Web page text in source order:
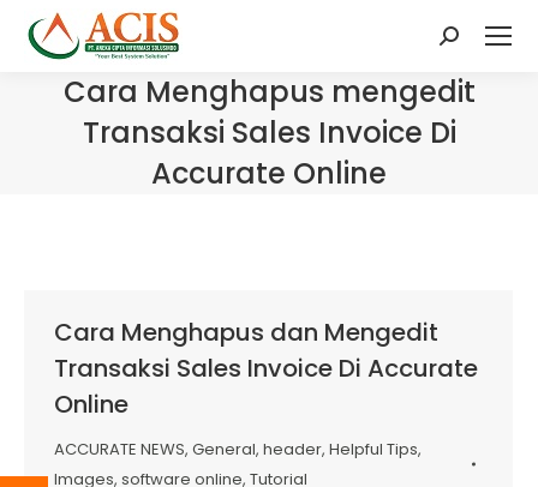
Search:
Cara Menghapus mengedit
Transaksi Sales Invoice Di
Accurate Online
Cara Menghapus dan Mengedit
Transaksi Sales Invoice Di Accurate
Online
ACCURATE NEWS, General, header, Helpful Tips,
Images, software online, Tutorial